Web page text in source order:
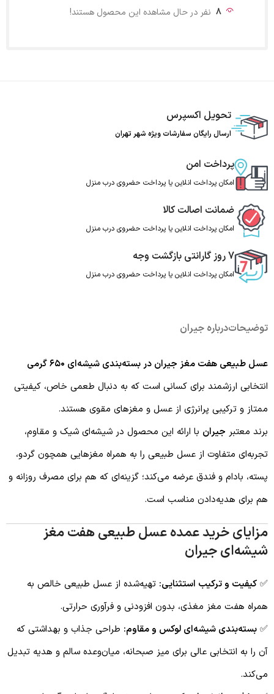
8 نفر در حال مشاهده این محصول هستند!
تحویل اکسپرس
ارسال رایگان سفارشات ویژه شهر تهران
پرداخت امن
امکان پرداخت انلاین یا پرداخت حضروی درب منزل
ضمانت اصالت کالا
امکان پرداخت انلاین یا پرداخت حضروی درب منزل
7 روز گارانتی بازگشت وجه
امکان پرداخت انلاین یا پرداخت حضروی درب منزل
توضیحاتدرباره جیران
عسل طبیعی هفت مغز جیران در بسته‌بندی شیشه‌ای ۶۵۰ گرمی
انتخابی ارزشمند برای کسانی است که به دنبال طعمی خاص، کیفیتی
ممتاز و ترکیبی پرانرژی از عسل و مغزهای مقوی هستند.
برند معتبر جیران با ارائه این محصول در شیشه‌ای شیک و مقاوم،
تجربه‌ای متفاوت از عسل طبیعی را به همراه مغزهایی همچون گردو،
پسته، بادام و فندق عرضه می‌کند؛ گزینه‌ای که هم برای مصرف روزانه و
هم برای هدیه‌دادن مناسب است.
مزایای خرید عمده عسل طبیعی هفت مغز
شیشه‌ای جیران
✅ کیفیت و ترکیب استثنایی: تهیه‌شده از عسل طبیعی خالص به
همراه هفت مغز مغذی، بدون افزودنی و فرآوری حرارتی.
✅ بسته‌بندی شیشه‌ای لوکس و مقاوم: طراحی جذاب و بهداشتی که
آن را به انتخابی عالی برای میز صبحانه، میان‌وعده سالم و هدیه تبدیل
می‌کند.